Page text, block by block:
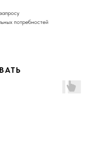
потребностей